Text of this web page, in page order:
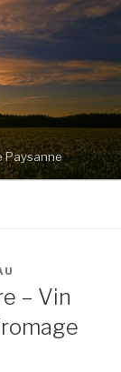
Paysanne
– Vin